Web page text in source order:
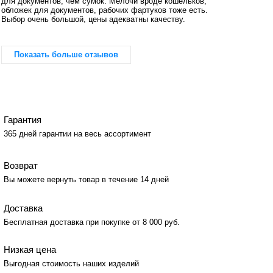
обложек для документов, рабочих фартуков тоже есть.
Выбор очень большой, цены адекватны качеству.
Показать больше отзывов
Гарантия
365 дней гарантии на весь ассортимент
Возврат
Вы можете вернуть товар в течение 14 дней
Доставка
Бесплатная доставка при покупке от 8 000 руб.
Низкая цена
Выгодная стоимость наших изделий